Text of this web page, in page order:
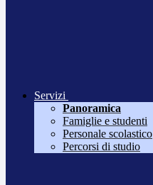
Servizi
Panoramica
Famiglie e studenti
Personale scolastico
Percorsi di studio